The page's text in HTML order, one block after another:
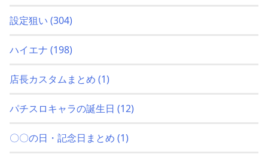
設定狙い (304)
ハイエナ (198)
店長カスタムまとめ (1)
パチスロキャラの誕生日 (12)
〇〇の日・記念日まとめ (1)